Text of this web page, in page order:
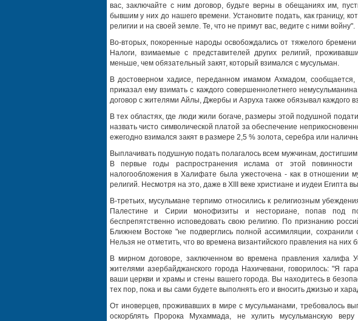
вас, заключайте с ним договор, будьте верны в обещаниях им,
бывшим у них до нашего времени. Установите подать, как границу,
религии и на своей земле. Те, что не примут вас, ведите с ними войну".
Во-вторых, покоренные народы освобождались от тяжелого
Налоги, взимаемые с представителей других религий,
меньше, чем обязательный закят, который взимался с мусульман.
В достоверном хадисе, переданном имамом Ахмадом,
приказал ему взимать с каждого совершеннолетнего
договор с жителями Айлы, Джербы и Азруха также обязывал каждого
В тех областях, где люди жили богаче, размеры этой подушной
назвать чисто символической платой за обеспечение
ежегодно взимался закят в размере 2,5 % золота, серебра или
Выплачивать подушную подать полагалось всем мужчинам,
В первые годы распространения ислама от этой повинности
налогообложения в Халифате была ужесточена - как в отношении
религий. Несмотря на это, даже в XIII веке христиане и иудеи Египта
В-третьих, мусульмане терпимо относились к религиозным
Палестине и Сирии монофизиты и несториане, попав под
беспрепятственно исповедовать свою религию. По признанию
Ближнем Востоке "не подверглись полной ассимиляции, сохранили
Нельзя не отметить, что во времена византийского правления на них
В мирном договоре, заключенном во времена правления
жителями азербайджанского города Нахичевани, говорилось: "Я
ваши церкви и храмы и стены вашего города. Вы находитесь в
тех пор, пока и вы сами будете выполнять его и вносить джизью и
От иноверцев, проживавших в мире с мусульманами, требовалось
оскорблять Пророка Мухаммада, не хулить мусульманскую